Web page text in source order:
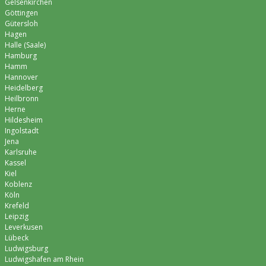
Gelsenkirchen
Göttingen
Gütersloh
Hagen
Halle (Saale)
Hamburg
Hamm
Hannover
Heidelberg
Heilbronn
Herne
Hildesheim
Ingolstadt
Jena
Karlsruhe
Kassel
Kiel
Koblenz
Köln
Krefeld
Leipzig
Leverkusen
Lübeck
Ludwigsburg
Ludwigshafen am Rhein